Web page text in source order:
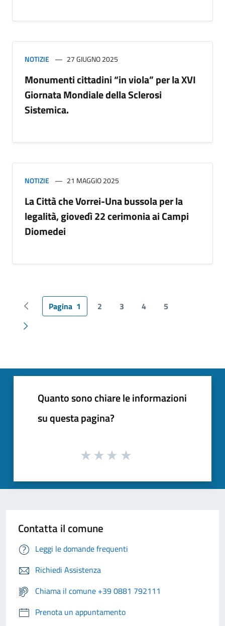
NOTIZIE 27 GIUGNO 2025
Monumenti cittadini “in viola” per la XVI
Giornata Mondiale della Sclerosi
Sistemica.
NOTIZIE 21 MAGGIO 2025
La Città che Vorrei-Una bussola per la
legalità, giovedì 22 cerimonia ai Campi
Diomedei
Pagina precedente
Pagina 1 2 3 4 5
Pagina successiva
Quanto sono chiare le informazioni
su questa pagina?
Contatta il comune
Leggi le domande frequenti
Richiedi Assistenza
Chiama il comune +39 0881 792111
Prenota un appuntamento